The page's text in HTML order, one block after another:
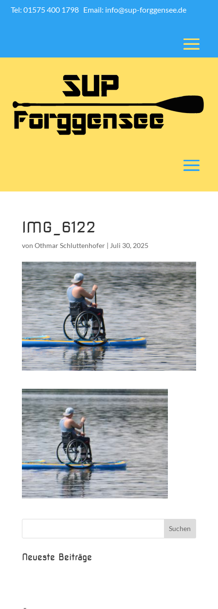
Tel: 01575 400 1798 Email: info@sup-forggensee.de
IMG_6122
von Othmar Schluttenhofer| Juli 30, 2025
Neueste Beiträge